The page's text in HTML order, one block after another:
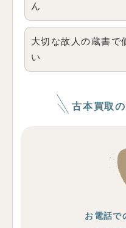
ん
大切な故人の蔵書で
い
古本買取
お電話で